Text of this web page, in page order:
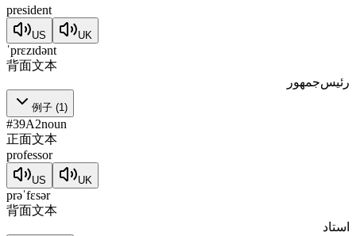
president
US UK
ˈprɛzɪdənt
背面文本
رئیس‌جمهور
例子 (1)
#39A2noun
正面文本
professor
US UK
prəˈfɛsər
背面文本
استاد